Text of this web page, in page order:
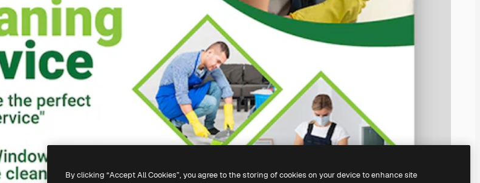
By clicking “Accept All Cookies”, you agree to the storing of cookies on your device to enhance site